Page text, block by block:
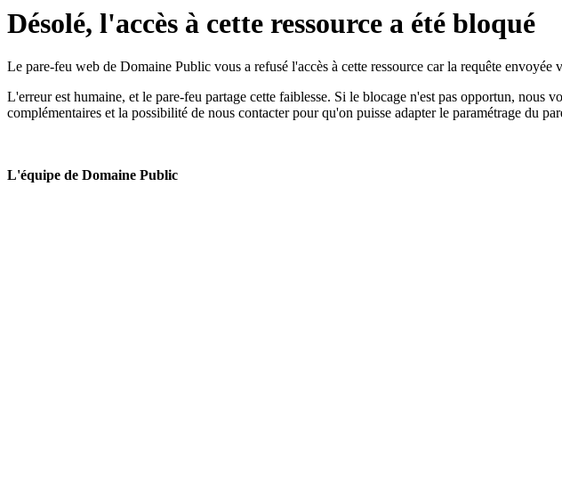
Désolé, l'accès à cette ressource a été bloqué
Le pare-feu web de Domaine Public vous a refusé l'accès à cette ressource car la requête envoyée
L'erreur est humaine, et le pare-feu partage cette faiblesse. Si le blocage n'est pas opportun, nous
complémentaires et la possibilité de nous contacter pour qu'on puisse adapter le paramétrage du
L'équipe de Domaine Public